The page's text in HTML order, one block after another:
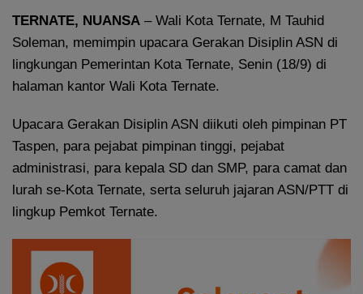
TERNATE, NUANSA – Wali Kota Ternate, M Tauhid
Soleman, memimpin upacara Gerakan Disiplin ASN di
lingkungan Pemerintan Kota Ternate, Senin (18/9) di
halaman kantor Wali Kota Ternate.
Upacara Gerakan Disiplin ASN diikuti oleh pimpinan PT
Taspen, para pejabat pimpinan tinggi, pejabat
administrasi, para kepala SD dan SMP, para camat dan
lurah se-Kota Ternate, serta seluruh jajaran ASN/PTT di
lingkup Pemkot Ternate.